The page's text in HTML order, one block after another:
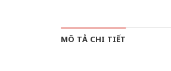
MÔ TẢ CHI TIẾT